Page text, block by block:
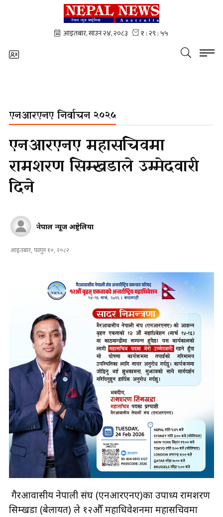
एनआरएनए निर्वाचन २०२५
एनआरएनए महासचिवमा
रामशरण सिम्खडाले उम्मेदवारी
दिने
नेपाल न्यूज अष्ट्रेलिया
आइतबार, फागुन १०, २०८२
गैरआवासीय नेपाली संघ (एनआरएनए)का उपाध्यक्ष रामशरण
सिम्खडा (बेलायत) ले १२औँ महाधिवेशनमा महासचिवमा